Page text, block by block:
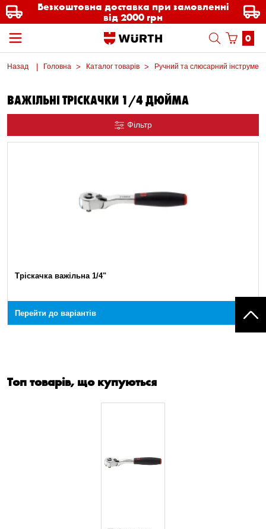
Безкоштовна доставка при замовленні
від 2000 грн
0
Назад Головна Каталог товарів Ручний та слюсарний інструмент
ВАЖІЛЬНІ ТРІСКАЧКИ 1/4 ДЮЙМА
Фільтр
Тріскачка важільна 1/4"
Перейти до варіантів
Топ товарів, що купуються